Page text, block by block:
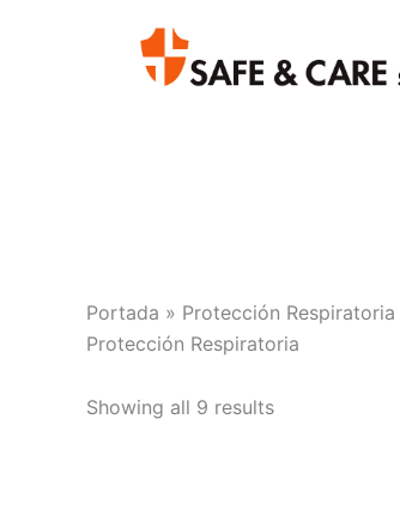
Portada » Protección Respiratoria
Protección Respiratoria
Showing all 9 results